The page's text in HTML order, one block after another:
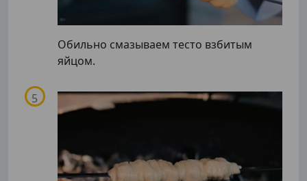
Обильно смазываем тесто взбитым
яйцом.
Нас уже 5400